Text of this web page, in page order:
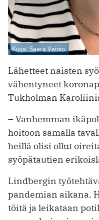
Kuva: Saara Vainio
Lähetteet naisten
vähentyneet
Tukholman
– Vanhemman
hoitoon samalla
heillä olisi ollut
syöpätautien
Lindbergin
pandemian aikana.
töitä ja leikataan